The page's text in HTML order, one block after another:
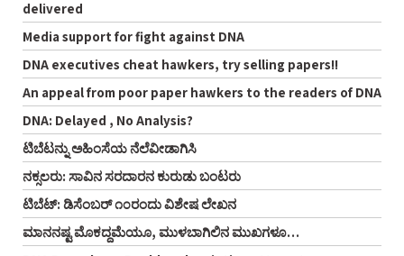
delivered
Media support for fight against DNA
DNA executives cheat hawkers, try selling papers!!
An appeal from poor paper hawkers to the readers of DNA
DNA: Delayed , No Analysis?
ಟಿಬೆಟನ್ನು ಅಹಿಂಸೆಯ ನೆಲೆವೀಡಾಗಿಸಿ
ನಕ್ಸಲರು: ಸಾವಿನ ಸರದಾರನ ಕುರುಡು ಬಂಟರು
ಟಿಬೆಟ್: ಡಿಸೆಂಬರ್ ೧೦ರಂದು ವಿಶೇಷ ಲೇಖನ
ಮಾನನಷ್ಟ ಮೊಕದ್ದಮೆಯೂ, ಮುಳಬಾಗಿಲಿನ ಮುಖಗಳೂ…